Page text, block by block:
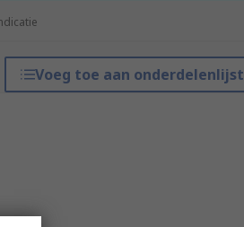
Voeg toe aan onderdelenlijst